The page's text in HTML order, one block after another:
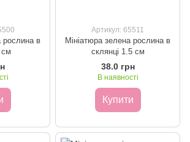
рослина в
см
Артикул: 65511
Мініатюра зелена рослина в
склянці 1.5 см
38.0 грн
В наявності
Купити